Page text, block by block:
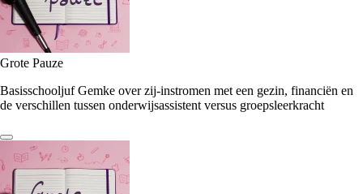
Grote Pauze
Basisschooljuf Gemke over zij-instromen met een gezin, financiën en
de verschillen tussen onderwijsassistent versus groepsleerkracht